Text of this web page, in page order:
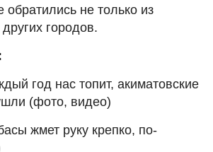
обратились не только из
городов.
год нас топит, акиматовские
(фото, видео)
жмет руку крепко, по-